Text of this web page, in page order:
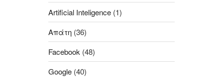
Artificial Inteligence (1)
Aπάτη (36)
Facebook (48)
Google (40)